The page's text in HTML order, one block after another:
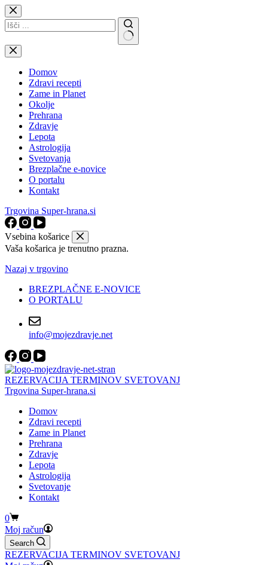
Skip
to
content
No
results
Domov
Zdravi recepti
Zame in Planet
Okolje
Prehrana
Zdravje
Lepota
Astrologija
Svetovanja
Brezplačne e-novice
O portalu
Kontakt
Trgovina Super-hrana.si
Vsebina košarice
Vaša košarica je trenutno prazna.
Nazaj v trgovino
BREZPLAČNE E-NOVICE
O PORTALU
info@mojezdravje.net
REZERVACIJA TERMINOV SVETOVANJ
Trgovina Super-hrana.si
Domov
Zdravi recepti
Zame in Planet
Prehrana
Zdravje
Lepota
Astrologija
Svetovanje
Kontakt
Shopping
cart
0
Moj račun
Search
REZERVACIJA TERMINOV SVETOVANJ